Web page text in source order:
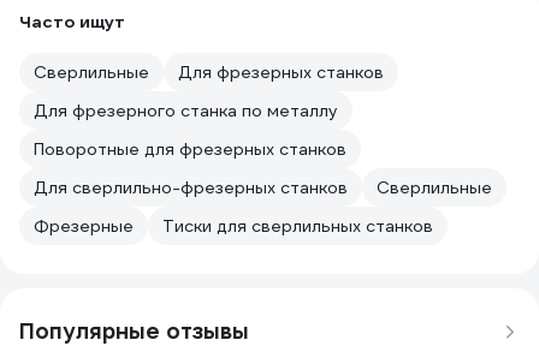
Часто ищут
Сверлильные
Для фрезерных станков
Для фрезерного станка по металлу
Поворотные для фрезерных станков
Для сверлильно-фрезерных станков
Сверлильные
Фрезерные
Тиски для сверлильных станков
Популярные отзывы